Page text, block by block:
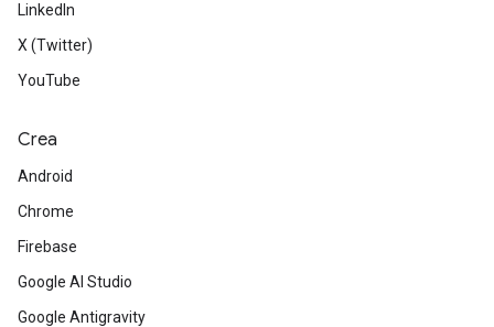
LinkedIn
X (Twitter)
YouTube
Crea
Android
Chrome
Firebase
Google AI Studio
Google Antigravity